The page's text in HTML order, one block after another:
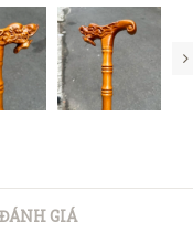
ĐÁNH GIÁ